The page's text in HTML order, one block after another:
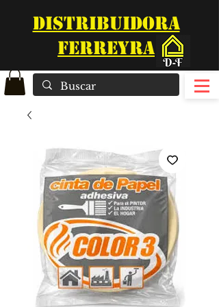
DISTRIBUIDORA
FERREYRA